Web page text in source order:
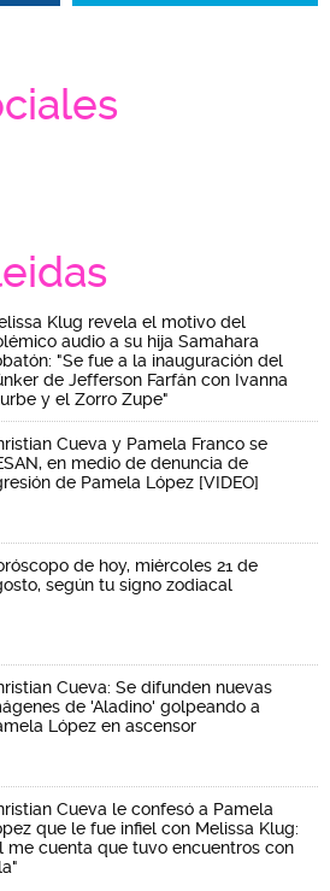
Klug revela el motivo del
audio a su hija Samahara
"Se fue a la inauguración del
de Jefferson Farfán con Ivanna
y el Zorro Zupe"
Cueva y Pamela Franco se
en medio de denuncia de
de Pamela López [VIDEO]
de hoy, miércoles 21 de
según tu signo zodiacal
Cueva: Se difunden nuevas
de 'Aladino' golpeando a
López en ascensor
Cueva le confesó a Pamela
que le fue infiel con Melissa Klug:
me cuenta que tuvo encuentros con